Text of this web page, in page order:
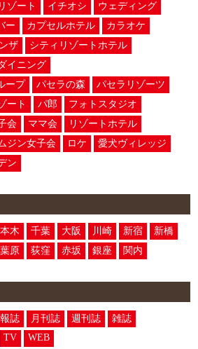
ゾート イチオシ
ウェディング
ー
カプセルホテル
カラオケ
ザ
シティリゾートホテル
イニング
ープ
パセラの森
パセラリゾーツ
ート パ郎
フォトスタジオ
会 ママ会
リゾートホテル
ジン女子会 ロケ
愛犬ヴィレッジ
ン
木 千葉 大阪 川崎 新宿
新橋
原 荻窪 赤坂 銀座 関内
誌 月刊誌 週刊誌
雑誌
TV WEB